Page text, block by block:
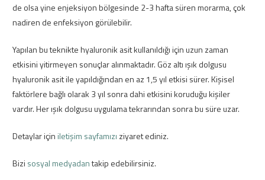
de olsa yine enjeksiyon bölgesinde 2-3 hafta süren morarma, çok
nadiren de enfeksiyon görülebilir.
Yapılan bu teknikte hyaluronik asit kullanıldığı için uzun zaman
etkisini yitirmeyen sonuçlar alınmaktadır. Göz altı ışık dolgusu
hyaluronik asit ile yapıldığından en az 1,5 yıl etkisi sürer. Kişisel
faktörlere bağlı olarak 3 yıl sonra dahi etkisini koruduğu kişiler
vardır. Her ışık dolgusu uygulama tekrarından sonra bu süre uzar.
Detaylar için iletişim sayfamızı ziyaret ediniz.
Bizi sosyal medyadantakip edebilirsiniz.